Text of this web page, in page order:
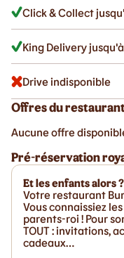
Click & Collect
King Delivery
Drive indisponible
Offres du
Aucune offre
Pré-réservation
Et les enfants alors ?
Votre restaurant
Vous connaissiez
parents-roi ! Pour
TOUT : invitations,
cadeaux…